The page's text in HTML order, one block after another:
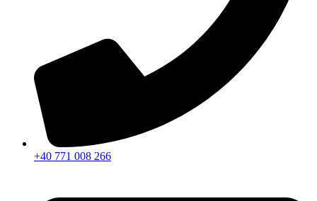
+40 771 008 266